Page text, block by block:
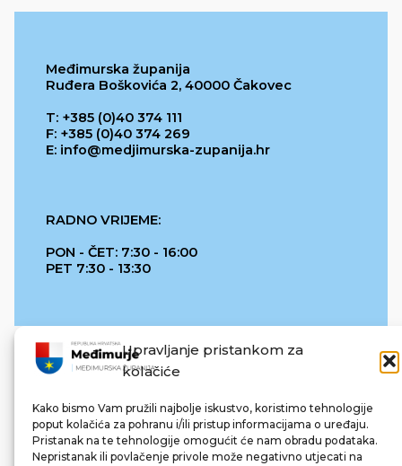
Upravljanje pristankom za
kolačiće
Kako bismo Vam pružili najbolje iskustvo, koristimo tehnologije
poput kolačića za pohranu i/ili pristup informacijama o uređaju.
Pristanak na te tehnologije omogućit će nam obradu podataka.
Nepristanak ili povlačenje privole može negativno utjecati na
Međimurska županija
Ruđera Boškovića 2, 40000 Čakovec
T: +385 (0)40 374 111
F: +385 (0)40 374 269
E: info@medjimurska-zupanija.hr
RADNO VRIJEME:
PON - ČET: 7:30 - 16:00
PET 7:30 - 13:30
REPUBLIKA HRVATSKA